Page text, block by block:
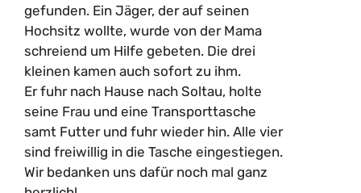
gefunden. Ein Jäger, der auf seinen
Hochsitz wollte, wurde von der Mama
schreiend um Hilfe gebeten. Die drei
kleinen kamen auch sofort zu ihm.
Er fuhr nach Hause nach Soltau, holte
seine Frau und eine Transporttasche
samt Futter und fuhr wieder hin. Alle vier
sind freiwillig in die Tasche eingestiegen.
Wir bedanken uns dafür noch mal ganz